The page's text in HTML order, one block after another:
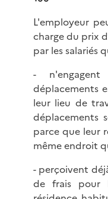
L'employeur
charge du prix
par les salariés
-
déplacements
leur lieu de
déplacements
parce que leur
même endroit
- perçoivent
de frais pour